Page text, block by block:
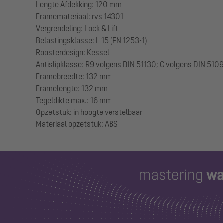
Lengte Afdekking: 120 mm
Framemateriaal: rvs 14301
Vergrendeling: Lock & Lift
Belastingsklasse: L 15 (EN 1253-1)
Roosterdesign: Kessel
Antislipklasse: R9 volgens DIN 51130; C volgens DIN
Framebreedte: 132 mm
Framelengte: 132 mm
Tegeldikte max.: 16 mm
Opzetstuk: in hoogte verstelbaar